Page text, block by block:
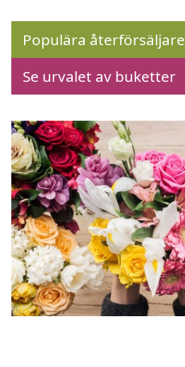
Populära återförsäljare
Se urvalet av buketter